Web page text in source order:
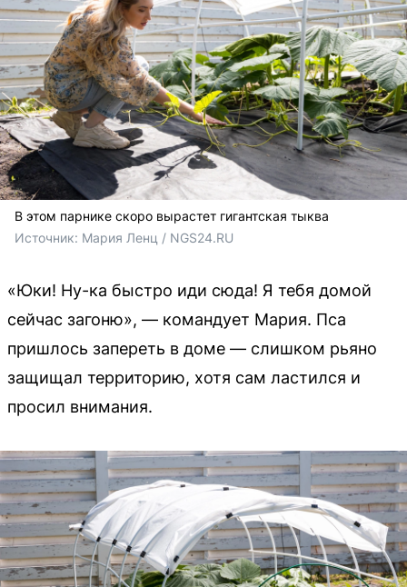
В этом парнике скоро вырастет гигантская тыква
Источник: Мария Ленц / NGS24.RU
«Юки! Ну-ка быстро иди сюда! Я тебя домой
сейчас загоню», — командует Мария. Пса
пришлось запереть в доме — слишком рьяно
защищал территорию, хотя сам ластился и
просил внимания.